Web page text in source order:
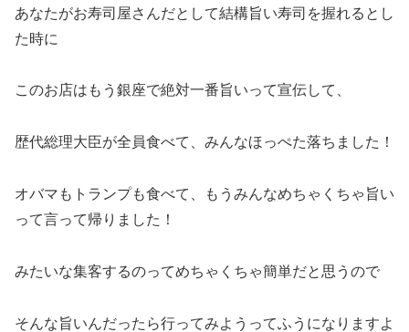
あなたがお寿司屋さんだとして結構旨い寿司を握れるとし
た時に
このお店はもう銀座で絶対一番旨いって宣伝して、
歴代総理大臣が全員食べて、みんなほっぺた落ちました！
オバマもトランプも食べて、もうみんなめちゃくちゃ旨い
って言って帰りました！
みたいな集客するのってめちゃくちゃ簡単だと思うので
そんな旨いんだったら行ってみようってふうになりますよ